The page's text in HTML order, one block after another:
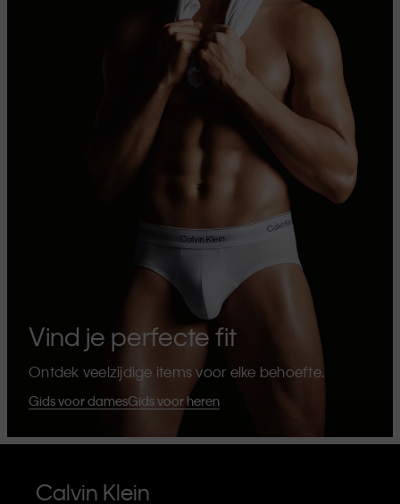
Vind je perfecte fit
Ontdek veelzijdige items voor elke behoefte.
Gids voor damesGids voor heren
Calvin Klein